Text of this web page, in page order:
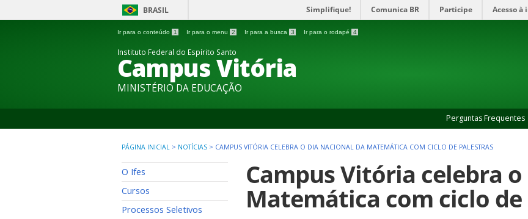
BRASIL Simplifique! Comunica BR Participe Acesso à
Ir para o conteúdo 1 Ir para o menu 2 Ir para a busca 3 Ir para o rodapé 4
Instituto Federal do Espírito Santo
Campus Vitória
MINISTÉRIO DA EDUCAÇÃO
Perguntas Frequentes
PÁGINA INICIAL > NOTÍCIAS > CAMPUS VITÓRIA CELEBRA O DIA NACIONAL DA MATEMÁTICA COM CICLO DE PALESTRAS
O Ifes
Cursos
Processos Seletivos
Campus Vitória celebra
Matemática com ciclo